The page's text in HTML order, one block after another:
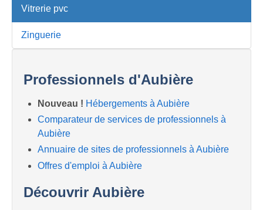
Vitrerie pvc
Zinguerie
Professionnels d'Aubière
Nouveau ! Hébergements à Aubière
Comparateur de services de professionnels à
Aubière
Annuaire de sites de professionnels à Aubière
Offres d'emploi à Aubière
Découvrir Aubière